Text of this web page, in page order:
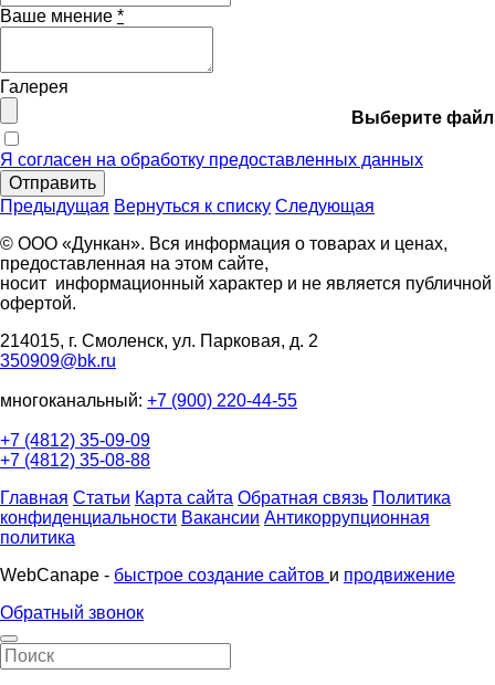
Ваше мнение *
Галерея
Выберите файл
Я согласен на обработку предоставленных данных
Отправить
Предыдущая Вернуться к списку Следующая
© ООО «Дункан». Вся информация о товарах и ценах,
предоставленная на этом сайте,
носит информационный характер и не является публичной
офертой.
214015, г. Смоленск, ул. Парковая, д. 2
350909@bk.ru
многоканальный: +7 (900) 220-44-55
+7 (4812) 35-09-09
+7 (4812) 35-08-88
Главная Статьи Карта сайта Обратная связь Политика
конфиденциальности Вакансии Антикоррупционная
политика
WebCanape - быстрое создание сайтов и продвижение
Обратный звонок